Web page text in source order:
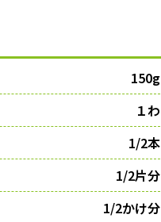
150g
１わ
1/2本
1/2片分
1/2かけ分